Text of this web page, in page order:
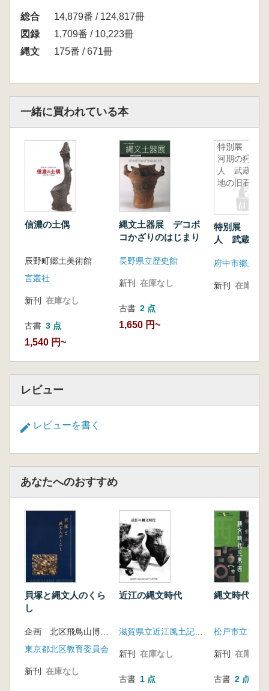
総合
14,879番 / 124,817冊
図録
1,709番 / 10,223冊
縄文
175番 / 671冊
一緒に買われている本
信濃の土偶
辰野町郷土美術館
言叢社
新刊 在庫なし
古書 3 点
1,540 円~
縄文土器展 デコボ
コかざりのはじまり
長野県立歴史館
新刊 在庫なし
古書 2 点
1,650 円~
特別展 氷
河期の狩
人 武蔵台
地の旧石器
特別展 氷河
人 武蔵台地
府中市郷土の
新刊 在庫なし
レビュー
レビューを書く
あなたへのおすすめ
貝塚と縄文人のくら
し
東京都北区教育委員会
新刊 在庫なし
近江の縄文時代
新刊 在庫なし
古書 1 点
縄文時代の
松戸市立博物
新刊 在庫なし
古書 2 点